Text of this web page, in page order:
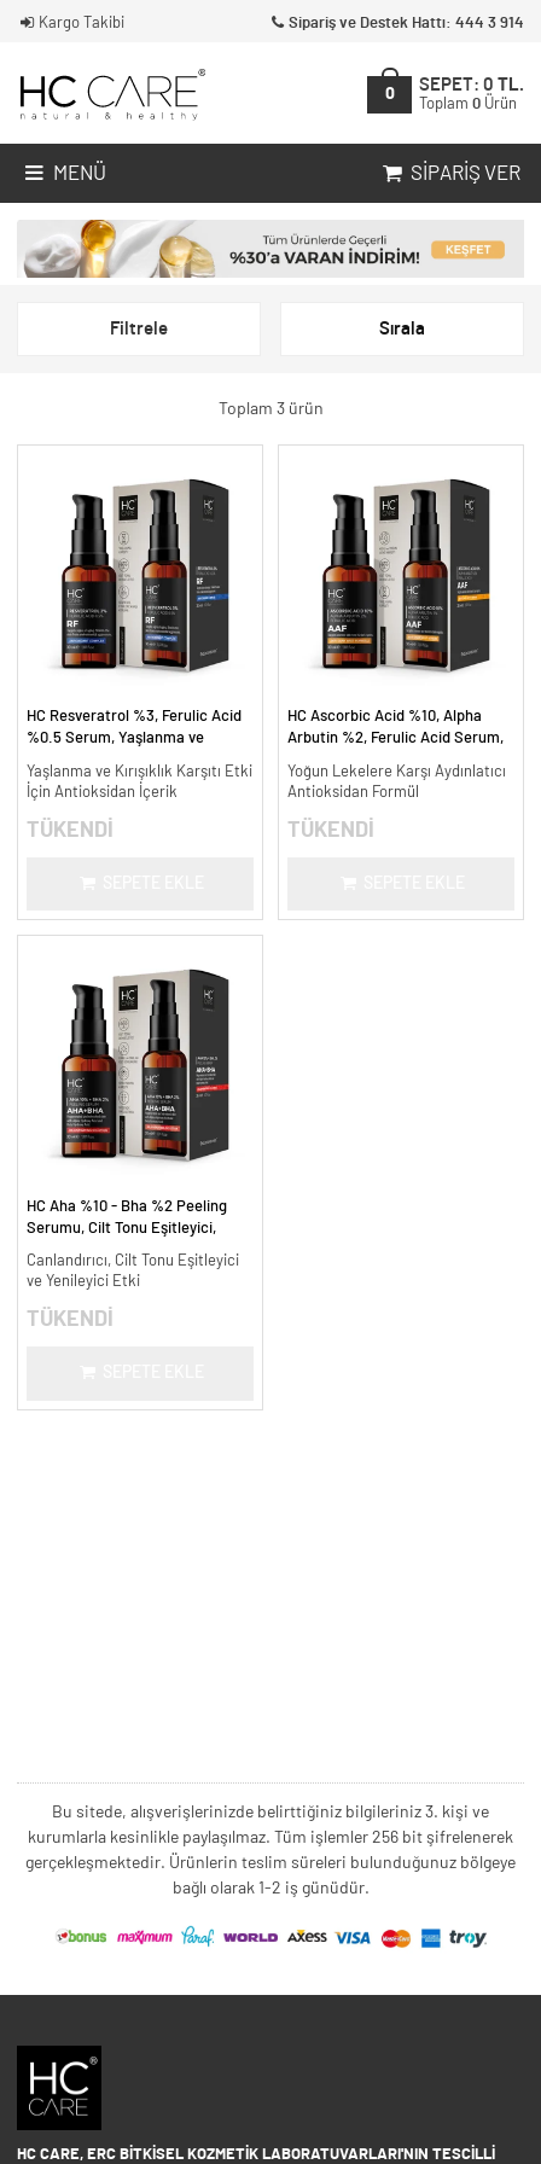
Kargo Takibi Sipariş ve Destek Hattı: 444 3 914
0
SEPET: 0 TL.
Toplam 0 Ürün
MENÜ SIPARIŞ VER
Filtrele Sırala
Toplam 3 ürün
HC Resveratrol %3, Ferulic Acid
%0.5 Serum, Yaşlanma ve
Yaşlanma ve Kırışıklık Karşıtı Etki
İçin Antioksidan İçerik
TÜKENDİ
HC Ascorbic Acid %10, Alpha
Arbutin %2, Ferulic Acid Serum,
ml.
Yoğun Lekelere Karşı Aydınlatıcı
Antioksidan Formül
TÜKENDİ
HC Aha %10 - Bha %2 Peeling
Serumu, Cilt Tonu Eşitleyici,
Canlandırıcı, Cilt Tonu Eşitleyici
ve Yenileyici Etki
TÜKENDİ
Bu sitede, alışverişlerinizde belirttiğiniz bilgileriniz 3. kişi ve
kurumlarla kesinlikle paylaşılmaz. Tüm işlemler 256 bit şifrelenerek
gerçekleşmektedir. Ürünlerin teslim süreleri bulunduğunuz bölgeye
bağlı olarak 1-2 iş günüdür.
HC CARE, ERC BITKISEL KOZMETIK LABORATUVARLARI'NIN TESCILLI